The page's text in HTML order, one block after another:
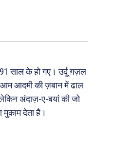
साल के हो गए। उर्दू ग़ज़ल
आम आदमी की ज़बान में ढाल
अंदाज़-ए-बयां की जो
मुक़ाम देता है।